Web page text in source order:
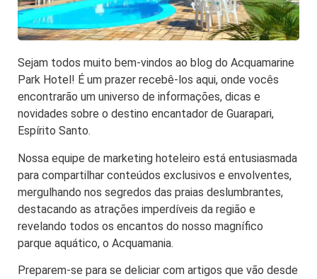
Sejam todos muito bem-vindos ao blog do Acquamarine
Park Hotel! É um prazer recebê-los aqui, onde vocês
encontrarão um universo de informações, dicas e
novidades sobre o destino encantador de Guarapari,
Espírito Santo.
Nossa equipe de marketing hoteleiro está entusiasmada
para compartilhar conteúdos exclusivos e envolventes,
mergulhando nos segredos das praias deslumbrantes,
destacando as atrações imperdíveis da região e
revelando todos os encantos do nosso magnífico
parque aquático, o Acquamania.
Preparem-se para se deliciar com artigos que vão desde